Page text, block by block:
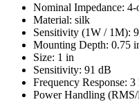
Nominal Impedance: 4-
Material: silk
Sensitivity (1W / 1M):
Mounting Depth: 0.75
Size: 1 in
Sensitivity: 91 dB
Frequency Response:
Power Handling